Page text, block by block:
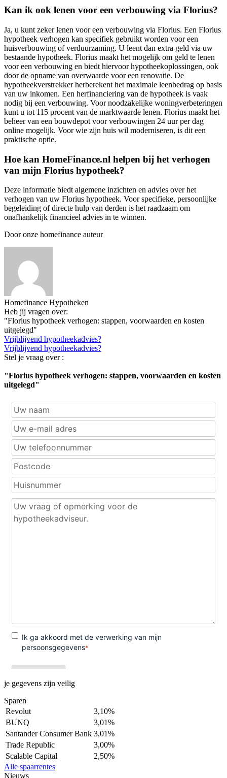
Kan ik ook lenen voor een verbouwing via Florius?
Ja, u kunt zeker lenen voor een verbouwing via Florius. Een Florius
hypotheek verhogen kan specifiek gebruikt worden voor een
huisverbouwing of verduurzaming. U leent dan extra geld via uw
bestaande hypotheek. Florius maakt het mogelijk om geld te lenen
voor een verbouwing en biedt hiervoor hypotheekoplossingen, ook
door de opname van overwaarde voor een renovatie. De
hypotheekverstrekker herberekent het maximale leenbedrag op basis
van uw inkomen. Een herfinanciering van de hypotheek is vaak
nodig bij een verbouwing. Voor noodzakelijke woningverbeteringen
kunt u tot 115 procent van de marktwaarde lenen. Florius maakt het
beheer van een bouwdepot voor verbouwingen 24 uur per dag
online mogelijk. Voor wie zijn huis wil moderniseren, is dit een
praktische optie.
Hoe kan HomeFinance.nl helpen bij het verhogen
van mijn Florius hypotheek?
Deze informatie biedt algemene inzichten en advies over het
verhogen van uw Florius hypotheek. Voor specifieke, persoonlijke
begeleiding of directe hulp van derden is het raadzaam om
onafhankelijk financieel advies in te winnen.
Door onze homefinance auteur
Homefinance Hypotheken
Heb jij vragen over:
"Florius hypotheek verhogen: stappen, voorwaarden en kosten
uitgelegd"
Vrijblijvend hypotheekadvies?
Vrijblijvend hypotheekadvies?
Stel je vraag over :
"Florius hypotheek verhogen: stappen, voorwaarden en kosten
uitgelegd"
je gegevens zijn veilig
Sparen
Revolut
3,10%
BUNQ
3,01%
Santander Consumer Bank 3,01%
Trade Republic
3,00%
Scalable Capital
2,50%
Alle spaarrentes
Nieuws